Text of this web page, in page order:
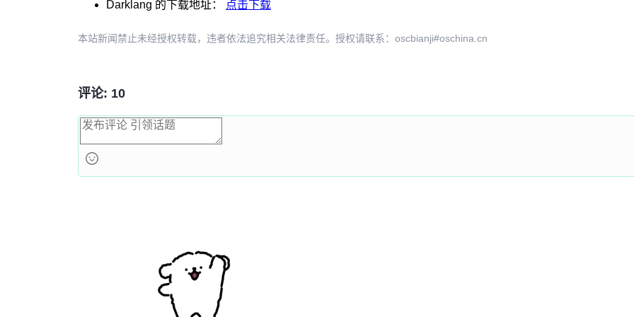
Darklang 的下载地址： 点击下载
本站新闻禁止未经授权转载，违者依法追究相关法律责任。授权请联系：oscbianji#oschina.cn
评论: 10